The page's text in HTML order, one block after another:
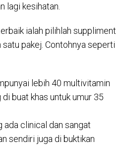
lagi kesihatan.
ialah pilihlah suppliment
pakej. Contohnya seperti
lebih 40 multivitamin
buat khas untuk umur 35
ada clinical dan sangat
sendiri juga di buktikan